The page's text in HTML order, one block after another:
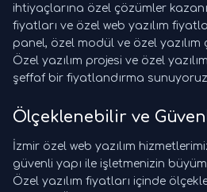
ihtiyaçlarına özel çözümler
fiyatları ve özel web yazılım
panel, özel modül ve özel yazılım
Özel yazılım projesi ve özel
şeffaf bir fiyatlandırma
Ölçeklenebilir ve
İzmir özel web yazılım
güvenli yapı ile işletmenizin
Özel yazılım fiyatları içinde